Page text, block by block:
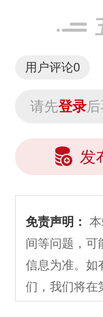
用户评论0
请先登录
发
免责声明：
间等问题，可
信息为准。如
们，我们将在